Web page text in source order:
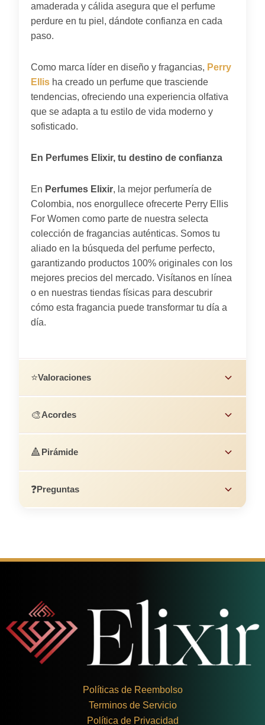
amaderada y cálida asegura que el perfume
perdure en tu piel, dándote confianza en cada
paso.
Como marca líder en diseño y fragancias, Perry
Ellis ha creado un perfume que trasciende
tendencias, ofreciendo una experiencia olfativa
que se adapta a tu estilo de vida moderno y
sofisticado.
En Perfumes Elixir, tu destino de confianza
En Perfumes Elixir, la mejor perfumería de
Colombia, nos enorgullece ofrecerte Perry Ellis
For Women como parte de nuestra selecta
colección de fragancias auténticas. Somos tu
aliado en la búsqueda del perfume perfecto,
garantizando productos 100% originales con los
mejores precios del mercado. Visítanos en línea
o en nuestras tiendas físicas para descubrir
cómo esta fragancia puede transformar tu día a
día.
⭐Valoraciones
🎨Acordes
🔺Pirámide
❓Preguntas
Políticas de Reembolso
Terminos de Servicio
Política de Privacidad